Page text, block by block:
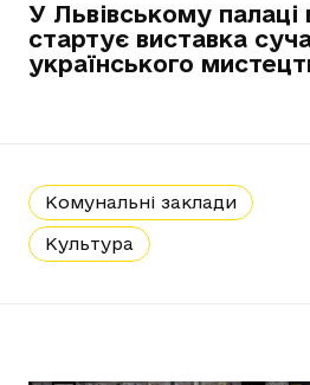
У Львівському палаці
стартує виставка
українського
Комунальні заклади
Культура